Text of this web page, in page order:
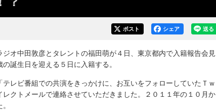
送る
シェア
ポスト
オ中田敦彦とタレントの福田萌が４日、東京都内で入籍報告会見
誕生日を迎える５日に入籍する。
レビ番組での共演をきっかけに、お互いをフォローしていたＴｗ
レクトメールで連絡させていただきました。２０１１年の１０月か